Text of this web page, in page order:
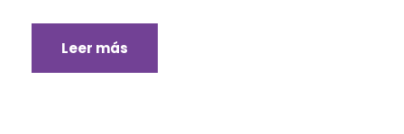
Leer más